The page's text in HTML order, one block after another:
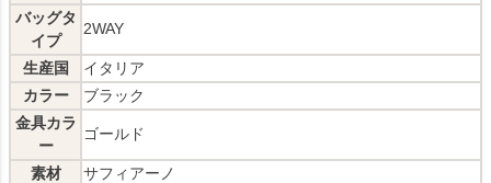
バッグタ
イプ
2WAY
生産国
イタリア
カラー
ブラック
金具カラ
ー
ゴールド
素材 サフィアーノ